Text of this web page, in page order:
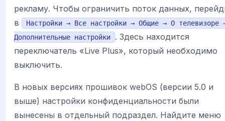
рекламу. Чтобы ограничить поток данных,
в
Настройки → Все настройки → Общие → О телевизоре
Дополнительные настройки
. Здесь находится
переключатель «Live Plus», который необходимо
выключить.
В новых версиях прошивок webOS (версии 5.0 и
выше) настройки конфиденциальности были
вынесены в отдельный подраздел. Найдите меню